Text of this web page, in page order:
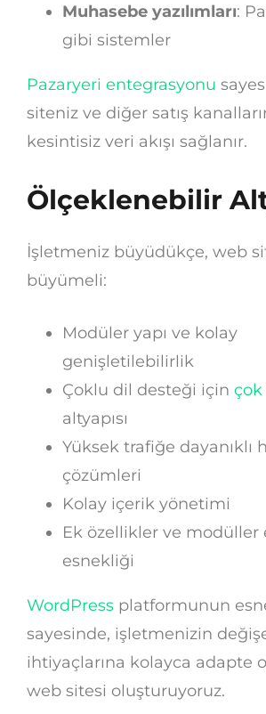
Muhasebe yazılımları:
gibi sistemler
Pazaryeri entegrasyonu
siteniz ve diğer satış
kesintisiz veri akışı sağlanır.
Ölçeklenebilir
İşletmeniz büyüdükçe, web
büyümeli:
Modüler yapı ve kolay
genişletilebilirlik
Çoklu dil desteği için
altyapısı
Yüksek trafiğe dayanıklı
çözümleri
Kolay içerik yönetimi
Ek özellikler ve modüller
esnekliği
WordPress platformunun
sayesinde, işletmenizin
ihtiyaçlarına kolayca adapte
web sitesi oluşturuyoruz.